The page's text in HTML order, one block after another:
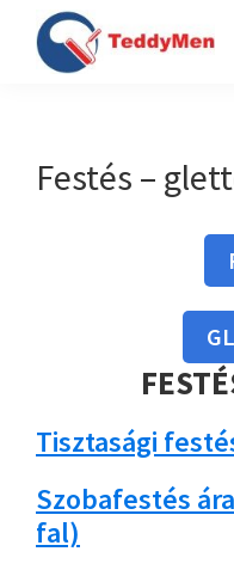
Ugrás
és
Pest
Festés –
Tisztasági
Szobafestés
fal)